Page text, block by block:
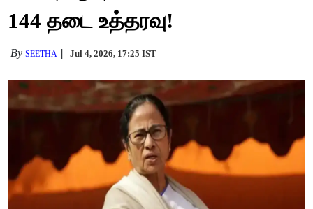
144 தடை உத்தரவு!
BySEETHA Jul 4, 2026, 17:25 IST